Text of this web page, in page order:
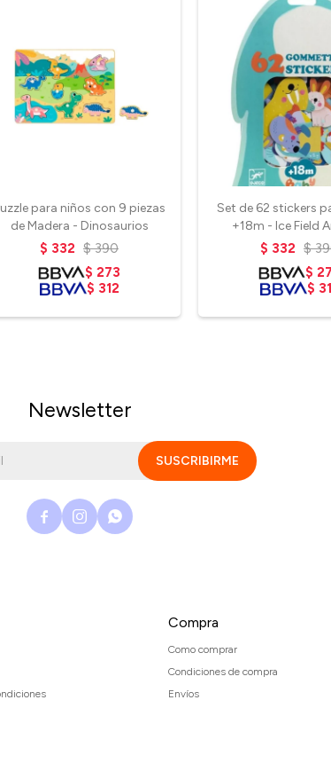
para niños con 9 piezas
de Madera - Dinosaurios
$ 332 $ 390
$ 273
$ 312
Set de 62 stickers
+18m - Ice Field
$ 332 $
$
$
Compra
Como comprar
Condiciones de compra
Envíos
Newsletter
SUSCRIBIRME
  